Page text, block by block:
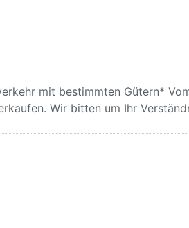
mit bestimmten Gütern*
Wir bitten um Ihr